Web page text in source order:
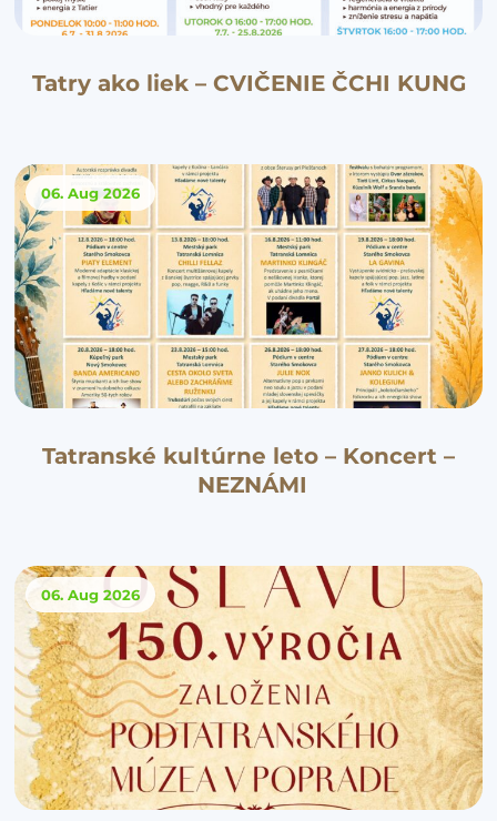
Tatry ako liek – CVIČENIE ČCHI KUNG
06. Aug 2026
Tatranské kultúrne leto – Koncert –
NEZNÁMI
06. Aug 2026